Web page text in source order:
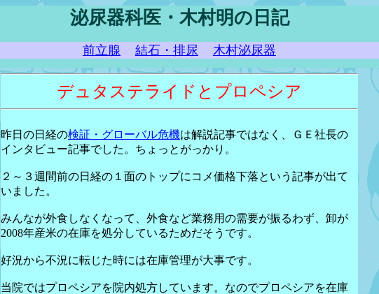
泌尿器科医・木村明の日記
前立腺 結石・排尿 木村泌尿器
デュタステライドとプロペシア
昨日の日経の検証・グローバル危機は解説記事ではなく、ＧＥ社長の
インタビュー記事でした。ちょっとがっかり。
２～３週間前の日経の１面のトップにコメ価格下落という記事が出て
いました。
みんなが外食しなくなって、外食など業務用の需要が振るわず、卸が
2008年産米の在庫を処分しているためだそうです。
好況から不況に転じた時には在庫管理が大事です。
当院ではプロペシアを院内処方しています。なのでプロペシアを在庫